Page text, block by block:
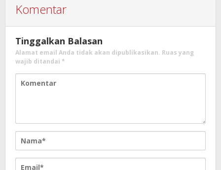
Komentar
Tinggalkan Balasan
Alamat email Anda tidak akan dipublikasikan. Ruas yang
wajib ditandai *